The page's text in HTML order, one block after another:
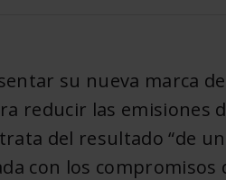
su nueva marca
reducir las emisiones
trata del resultado “de
con los compromisos